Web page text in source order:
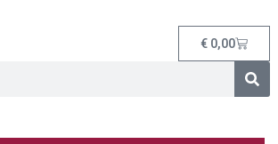
€ 0,00